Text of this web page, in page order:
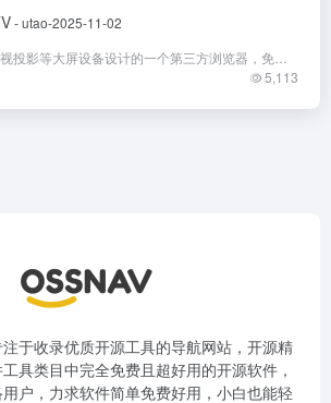
- utao-2025-11-02
5,113
于收录优质开源工具的导航网站，开源精
具类目中完全免费且超好用的开源软件，
户，力求软件简单免费好用，小白也能轻